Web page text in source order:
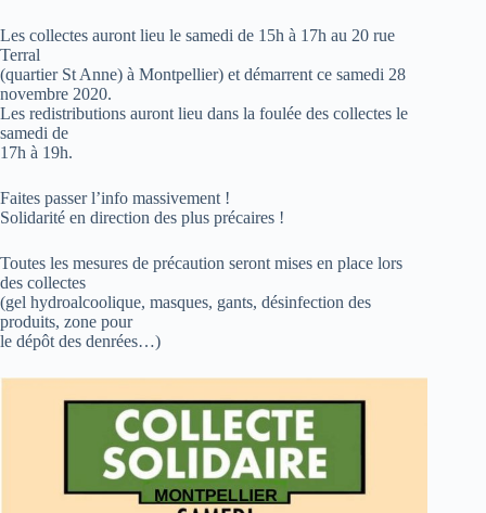
Les collectes auront lieu le samedi de 15h à 17h au 20 rue
Terral
(quartier St Anne) à Montpellier) et démarrent ce samedi 28
novembre 2020.
Les redistributions auront lieu dans la foulée des collectes le
samedi de
17h à 19h.
Faites passer l’info massivement !
Solidarité en direction des plus précaires !
Toutes les mesures de précaution seront mises en place lors
des collectes
(gel hydroalcoolique, masques, gants, désinfection des
produits, zone pour
le dépôt des denrées…)